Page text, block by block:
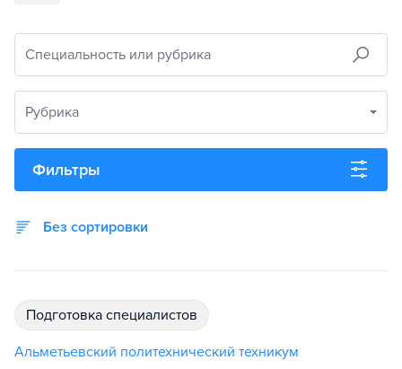
Специальность или рубрика
Рубрика
Фильтры
Без сортировки
подготовка специалистов
Альметьевский политехнический техникум